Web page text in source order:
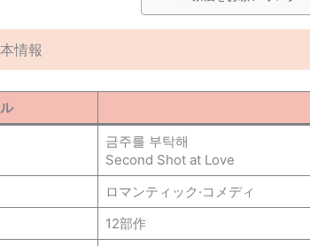
情報
금주를 부탁해
Second Shot at Love
ロマンティック·コメディ
12部作